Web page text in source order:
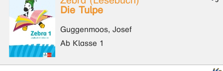
Die Tulpe
Guggenmoos, Josef
Ab Klasse 1